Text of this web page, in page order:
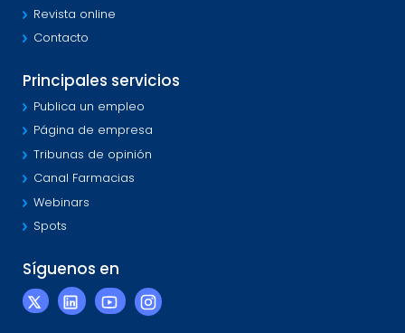
Revista online
Contacto
Principales servicios
Publica un empleo
Página de empresa
Tribunas de opinión
Canal Farmacias
Webinars
Spots
Síguenos en